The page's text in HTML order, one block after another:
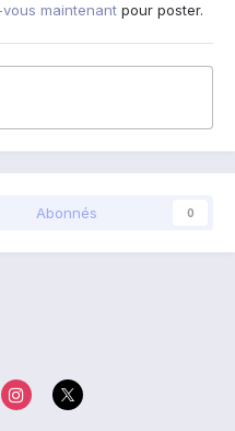
maintenant pour poster.
Abonnés 0